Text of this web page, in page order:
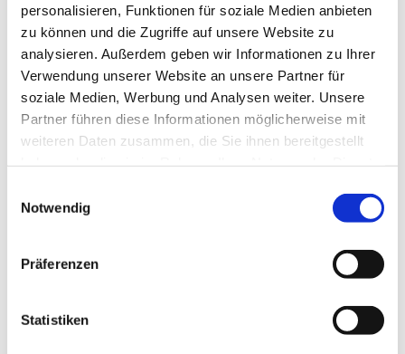
personalisieren, Funktionen für soziale Medien anbieten
zu können und die Zugriffe auf unsere Website zu
analysieren. Außerdem geben wir Informationen zu Ihrer
Verwendung unserer Website an unsere Partner für
soziale Medien, Werbung und Analysen weiter. Unsere
Partner führen diese Informationen möglicherweise mit
weiteren Daten zusammen, die Sie ihnen bereitgestellt
Notwendig
Präferenzen
Statistiken